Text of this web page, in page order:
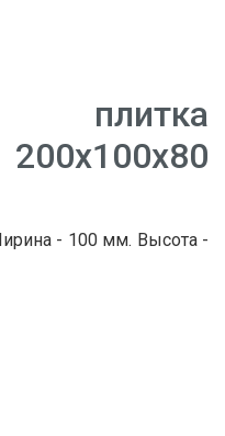
плитка
- 100 мм. Высота -